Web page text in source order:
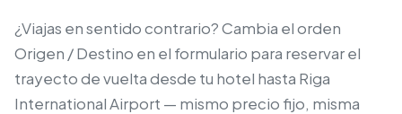
¿Viajas en sentido contrario? Cambia el orden
Origen / Destino en el formulario para reservar el
trayecto de vuelta desde tu hotel hasta Riga
International Airport — mismo precio fijo, misma